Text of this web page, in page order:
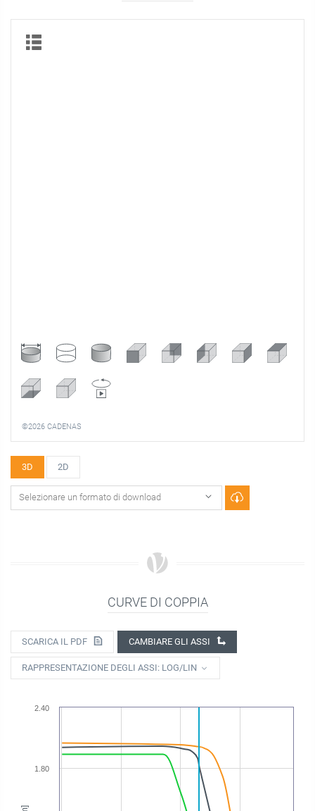
©2026 CADENAS
3D 2D
CURVE DI COPPIA
SCARICA IL PDF CAMBIARE GLI ASSI
RAPPRESENTAZIONE DEGLI ASSI: LOG/LIN
1.80
2.40